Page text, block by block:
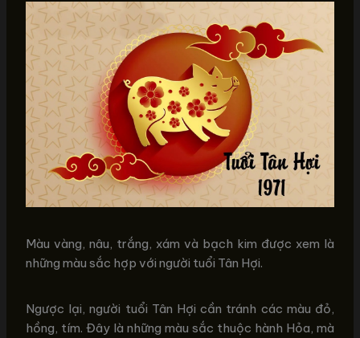
Màu vàng, nâu, trắng, xám và bạch kim được xem là
những màu sắc hợp với người tuổi Tân Hợi.
Ngược lại, người tuổi Tân Hợi cần tránh các màu đỏ,
hồng, tím. Đây là những màu sắc thuộc hành Hỏa, mà